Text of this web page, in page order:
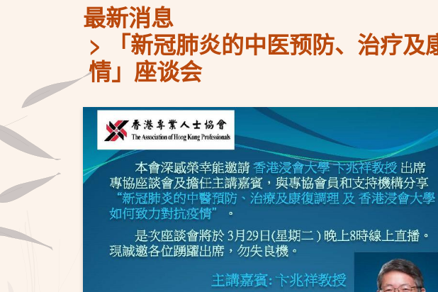
最新消息
「新冠肺炎的中医预防、治疗
情」座谈会